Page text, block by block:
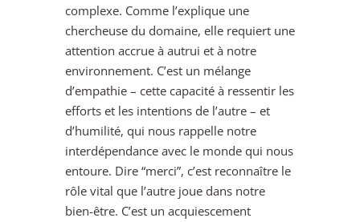
complexe. Comme l’explique une
chercheuse du domaine, elle requiert une
attention accrue à autrui et à notre
environnement. C’est un mélange
d’empathie – cette capacité à ressentir les
efforts et les intentions de l’autre – et
d’humilité, qui nous rappelle notre
interdépendance avec le monde qui nous
entoure. Dire “merci”, c’est reconnaître le
rôle vital que l’autre joue dans notre
bien-être. C’est un acquiescement